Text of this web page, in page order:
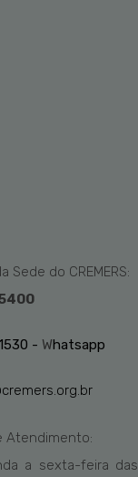
Sede do CREMERS:
- Whatsapp
Atendimento:
a sexta-feira das